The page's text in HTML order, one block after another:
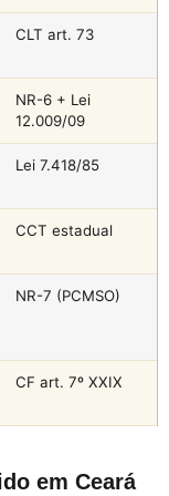
CLT art. 73
NR-6 + Lei
12.009/09
Lei 7.418/85
CCT estadual
NR-7 (PCMSO)
CF art. 7º XXIX
em Ceará